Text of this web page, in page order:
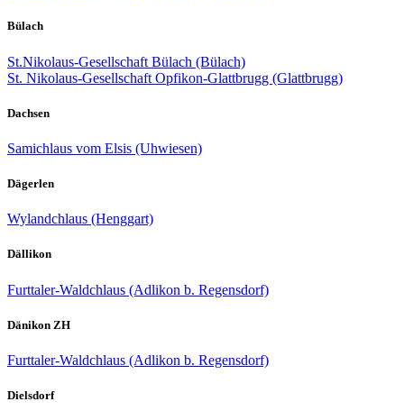
Bülach
St.Nikolaus-Gesellschaft Bülach (Bülach)
St. Nikolaus-Gesellschaft Opfikon-Glattbrugg (Glattbrugg)
Dachsen
Samichlaus vom Elsis (Uhwiesen)
Dägerlen
Wylandchlaus (Henggart)
Dällikon
Furttaler-Waldchlaus (Adlikon b. Regensdorf)
Dänikon ZH
Furttaler-Waldchlaus (Adlikon b. Regensdorf)
Dielsdorf